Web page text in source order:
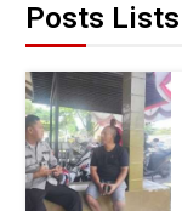
Posts Lists